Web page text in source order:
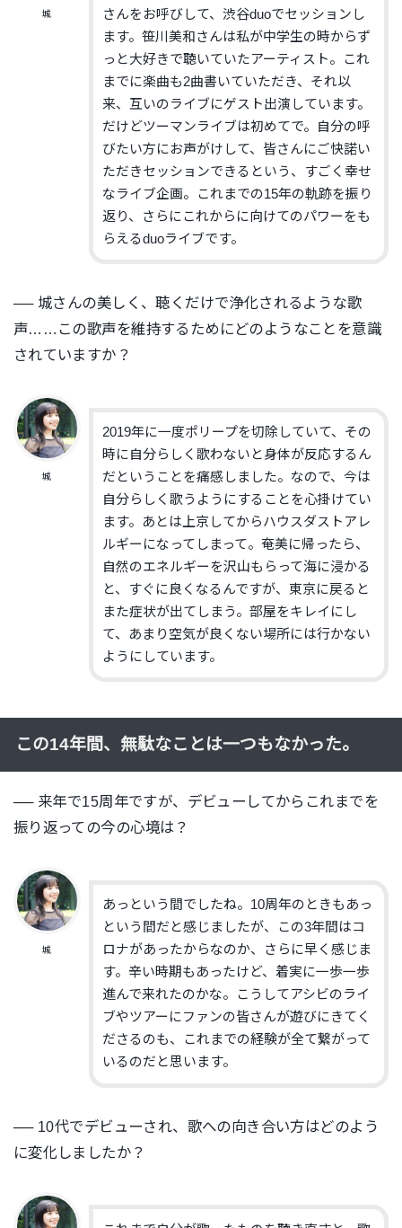
城
さんをお呼びして、渋谷duoでセッションし
ます。笹川美和さんは私が中学生の時からず
っと大好きで聴いていたアーティスト。これ
までに楽曲も2曲書いていただき、それ以
来、互いのライブにゲスト出演しています。
だけどツーマンライブは初めてで。自分の呼
びたい方にお声がけして、皆さんにご快諾い
ただきセッションできるという、すごく幸せ
なライブ企画。これまでの15年の軌跡を振り
返り、さらにこれからに向けてのパワーをも
らえるduoライブです。
── 城さんの美しく、聴くだけで浄化されるような歌
声……この歌声を維持するためにどのようなことを意識
されていますか？
城
2019年に一度ポリープを切除していて、その
時に自分らしく歌わないと身体が反応するん
だということを痛感しました。なので、今は
自分らしく歌うようにすることを心掛けてい
ます。あとは上京してからハウスダストアレ
ルギーになってしまって。奄美に帰ったら、
自然のエネルギーを沢山もらって海に浸かる
と、すぐに良くなるんですが、東京に戻ると
また症状が出てしまう。部屋をキレイにし
て、あまり空気が良くない場所には行かない
ようにしています。
この14年間、無駄なことは一つもなかった。
── 来年で15周年ですが、デビューしてからこれまでを
振り返っての今の心境は？
城
あっという間でしたね。10周年のときもあっ
という間だと感じましたが、この3年間はコ
ロナがあったからなのか、さらに早く感じま
す。辛い時期もあったけど、着実に一歩一歩
進んで来れたのかな。こうしてアシビのライ
ブやツアーにファンの皆さんが遊びにきてく
ださるのも、これまでの経験が全て繋がって
いるのだと思います。
── 10代でデビューされ、歌への向き合い方はどのよう
に変化しましたか？